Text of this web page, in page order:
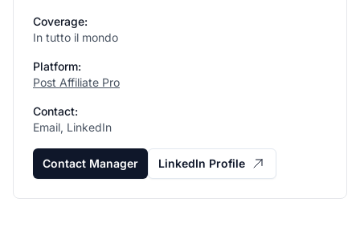
Coverage:
In tutto il mondo
Platform:
Post Affiliate Pro
Contact:
Email, LinkedIn
Contact Manager LinkedIn Profile